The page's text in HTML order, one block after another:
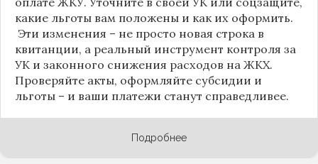
какие льготы вам положены и как их оформить.
Эти изменения – не просто новая строка в
квитанции, а реальный инструмент контроля за
УК и законного снижения расходов на ЖКХ.
Проверяйте акты, оформляйте субсидии и
льготы – и ваши платежи станут справедливее.
Подробнее